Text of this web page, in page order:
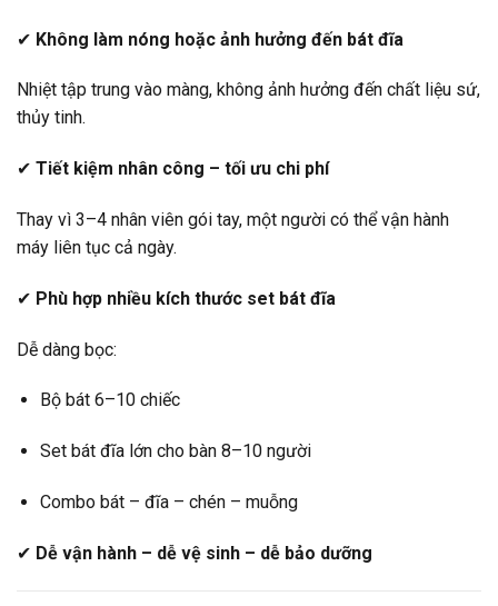
✔ Không làm nóng hoặc ảnh hưởng đến bát đĩa
Nhiệt tập trung vào màng, không ảnh hưởng đến chất liệu sứ,
thủy tinh.
✔ Tiết kiệm nhân công – tối ưu chi phí
Thay vì 3–4 nhân viên gói tay, một người có thể vận hành
máy liên tục cả ngày.
✔ Phù hợp nhiều kích thước set bát đĩa
Dễ dàng bọc:
Bộ bát 6–10 chiếc
Set bát đĩa lớn cho bàn 8–10 người
Combo bát – đĩa – chén – muỗng
✔ Dễ vận hành – dễ vệ sinh – dễ bảo dưỡng